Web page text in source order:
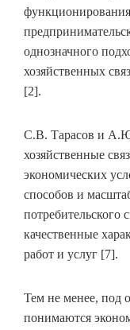
однозначного
хозяйственных
[2].
С.В. Тарасов и
хозяйственные
экономических
способов и
потребительского
качественные
работ и услуг [7].
Тем не менее, под
понимаются